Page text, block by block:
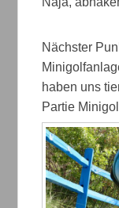
Nächster
haben uns
Partie